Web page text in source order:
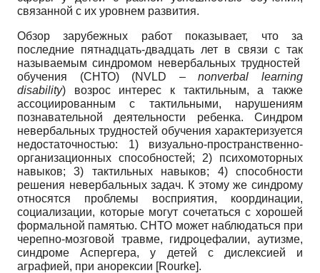
связанной с их уровнем развития.
Обзор зарубежных работ показывает, что за
последние пятнадцать-двадцать лет в связи с так
называемым синдромом невербальных трудностей
обучения (СНТО) (NVLD –nonverbal learning
disability) возрос интерес к тактильным, а также
ассоциированным с тактильными, нарушениям
познавательной деятельности ребенка. Синдром
невербальных трудностей обучения характеризуется
недостаточностью: 1) визуально-пространственно-
организационных способностей; 2) психомоторных
навыков; 3) тактильных навыков; 4) способности
решения невербальных задач. К этому же синдрому
относятся проблемы восприятия, координации,
социализации, которые могут сочетаться с хорошей
формальной памятью. СНТО может наблюдаться при
черепно-мозговой травме, гидроцефалии, аутизме,
синдроме Аспергера, у детей с дислексией и
аграфией, при анорексии [Rourke].